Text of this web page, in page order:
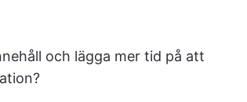
och lägga mer tid på att